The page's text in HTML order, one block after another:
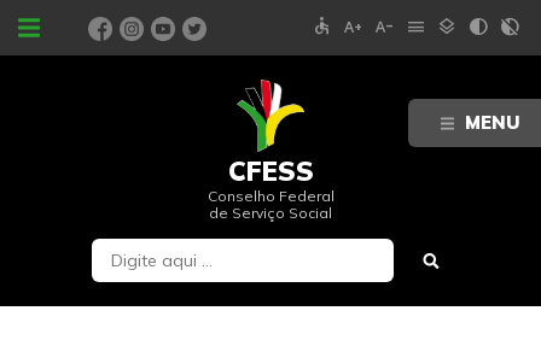
MENU
PORTAIS accessible text_increase text_decrease menu layers contrast contrast_rtl_off
CFESS
Conselho Federal
de Serviço Social